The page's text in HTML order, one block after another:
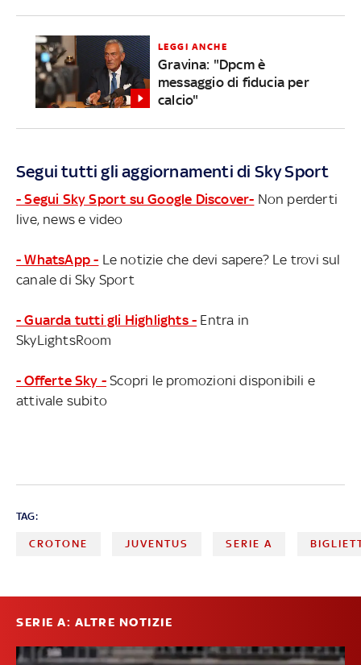
LEGGI ANCHE
Gravina: "Dpcm è
messaggio di fiducia per
calcio"
Segui tutti gli aggiornamenti di Sky Sport
- Segui Sky Sport su Google Discover- Non perderti
live, news e video
- WhatsApp - Le notizie che devi sapere? Le trovi sul
canale di Sky Sport
- Guarda tutti gli Highlights - Entra in
SkyLightsRoom
- Offerte Sky - Scopri le promozioni disponibili e
attivale subito
TAG:
CROTONE JUVENTUS SERIE A
SERIE A: ALTRE NOTIZIE